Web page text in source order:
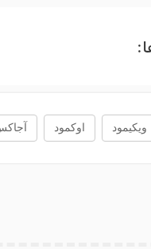
ویکیمود اوکمود